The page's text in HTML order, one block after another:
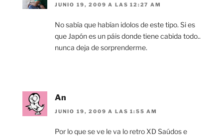
JUNIO 19, 2009 A LAS 12:27 AM
No sabía que habían idolos de este tipo. Si es
que Japón es un páis donde tiene cabida todo..
nunca deja de sorprenderme.
An
JUNIO 19, 2009 A LAS 1:55 AM
Por lo que se ve le va lo retro XD Saúdos e